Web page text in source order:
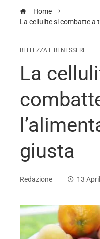
Home
La cellulite si combatte a
BELLEZZA E BENESSERE
La
giusta
Redazione 13